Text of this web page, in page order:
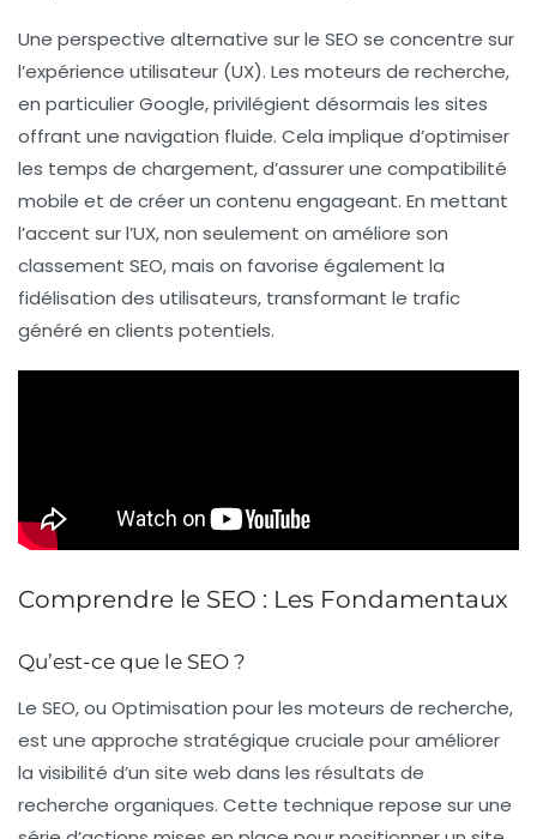
Une perspective alternative sur le SEO se concentre sur
l’expérience utilisateur (UX). Les moteurs de recherche,
en particulier Google, privilégient désormais les sites
offrant une navigation fluide. Cela implique d’optimiser
les temps de chargement, d’assurer une compatibilité
mobile et de créer un contenu engageant. En mettant
l’accent sur l’UX, non seulement on améliore son
classement SEO, mais on favorise également la
fidélisation des utilisateurs, transformant le trafic
généré en clients potentiels.
Comprendre le SEO : Les Fondamentaux
Qu’est-ce que le SEO ?
Le SEO, ou Optimisation pour les moteurs de recherche,
est une approche stratégique cruciale pour améliorer
la visibilité d’un site web dans les résultats de
recherche organiques. Cette technique repose sur une